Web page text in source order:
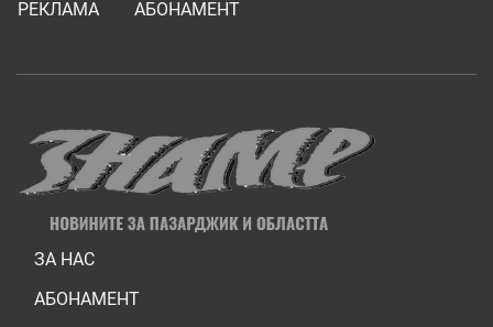
РЕКЛАМА
АБОНАМЕНТ
ЗА НАС
АБОНАМЕНТ